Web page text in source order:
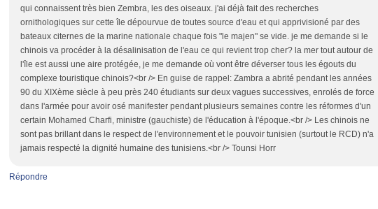
qui connaissent très bien Zembra, les des oiseaux. j'ai déjà fait des recherches
ornithologiques sur cette île dépourvue de toutes source d'eau et qui apprivisioné par des
bateaux citernes de la marine nationale chaque fois "le majen" se vide. je me demande si le
chinois va procéder à la désalinisation de l'eau ce qui revient trop cher? la mer tout autour de
l'île est aussi une aire protégée, je me demande où vont être déverser tous les égouts du
complexe touristique chinois?<br /> En guise de rappel: Zambra a abrité pendant les années
90 du XIXème siècle à peu près 240 étudiants sur deux vagues successives, enrolés de force
dans l'armée pour avoir osé manifester pendant plusieurs semaines contre les réformes d'un
certain Mohamed Charfi, ministre (gauchiste) de l'éducation à l'époque.<br /> Les chinois ne
sont pas brillant dans le respect de l'environnement et le pouvoir tunisien (surtout le RCD) n'a
jamais respecté la dignité humaine des tunisiens.<br /> Tounsi Horr
Répondre